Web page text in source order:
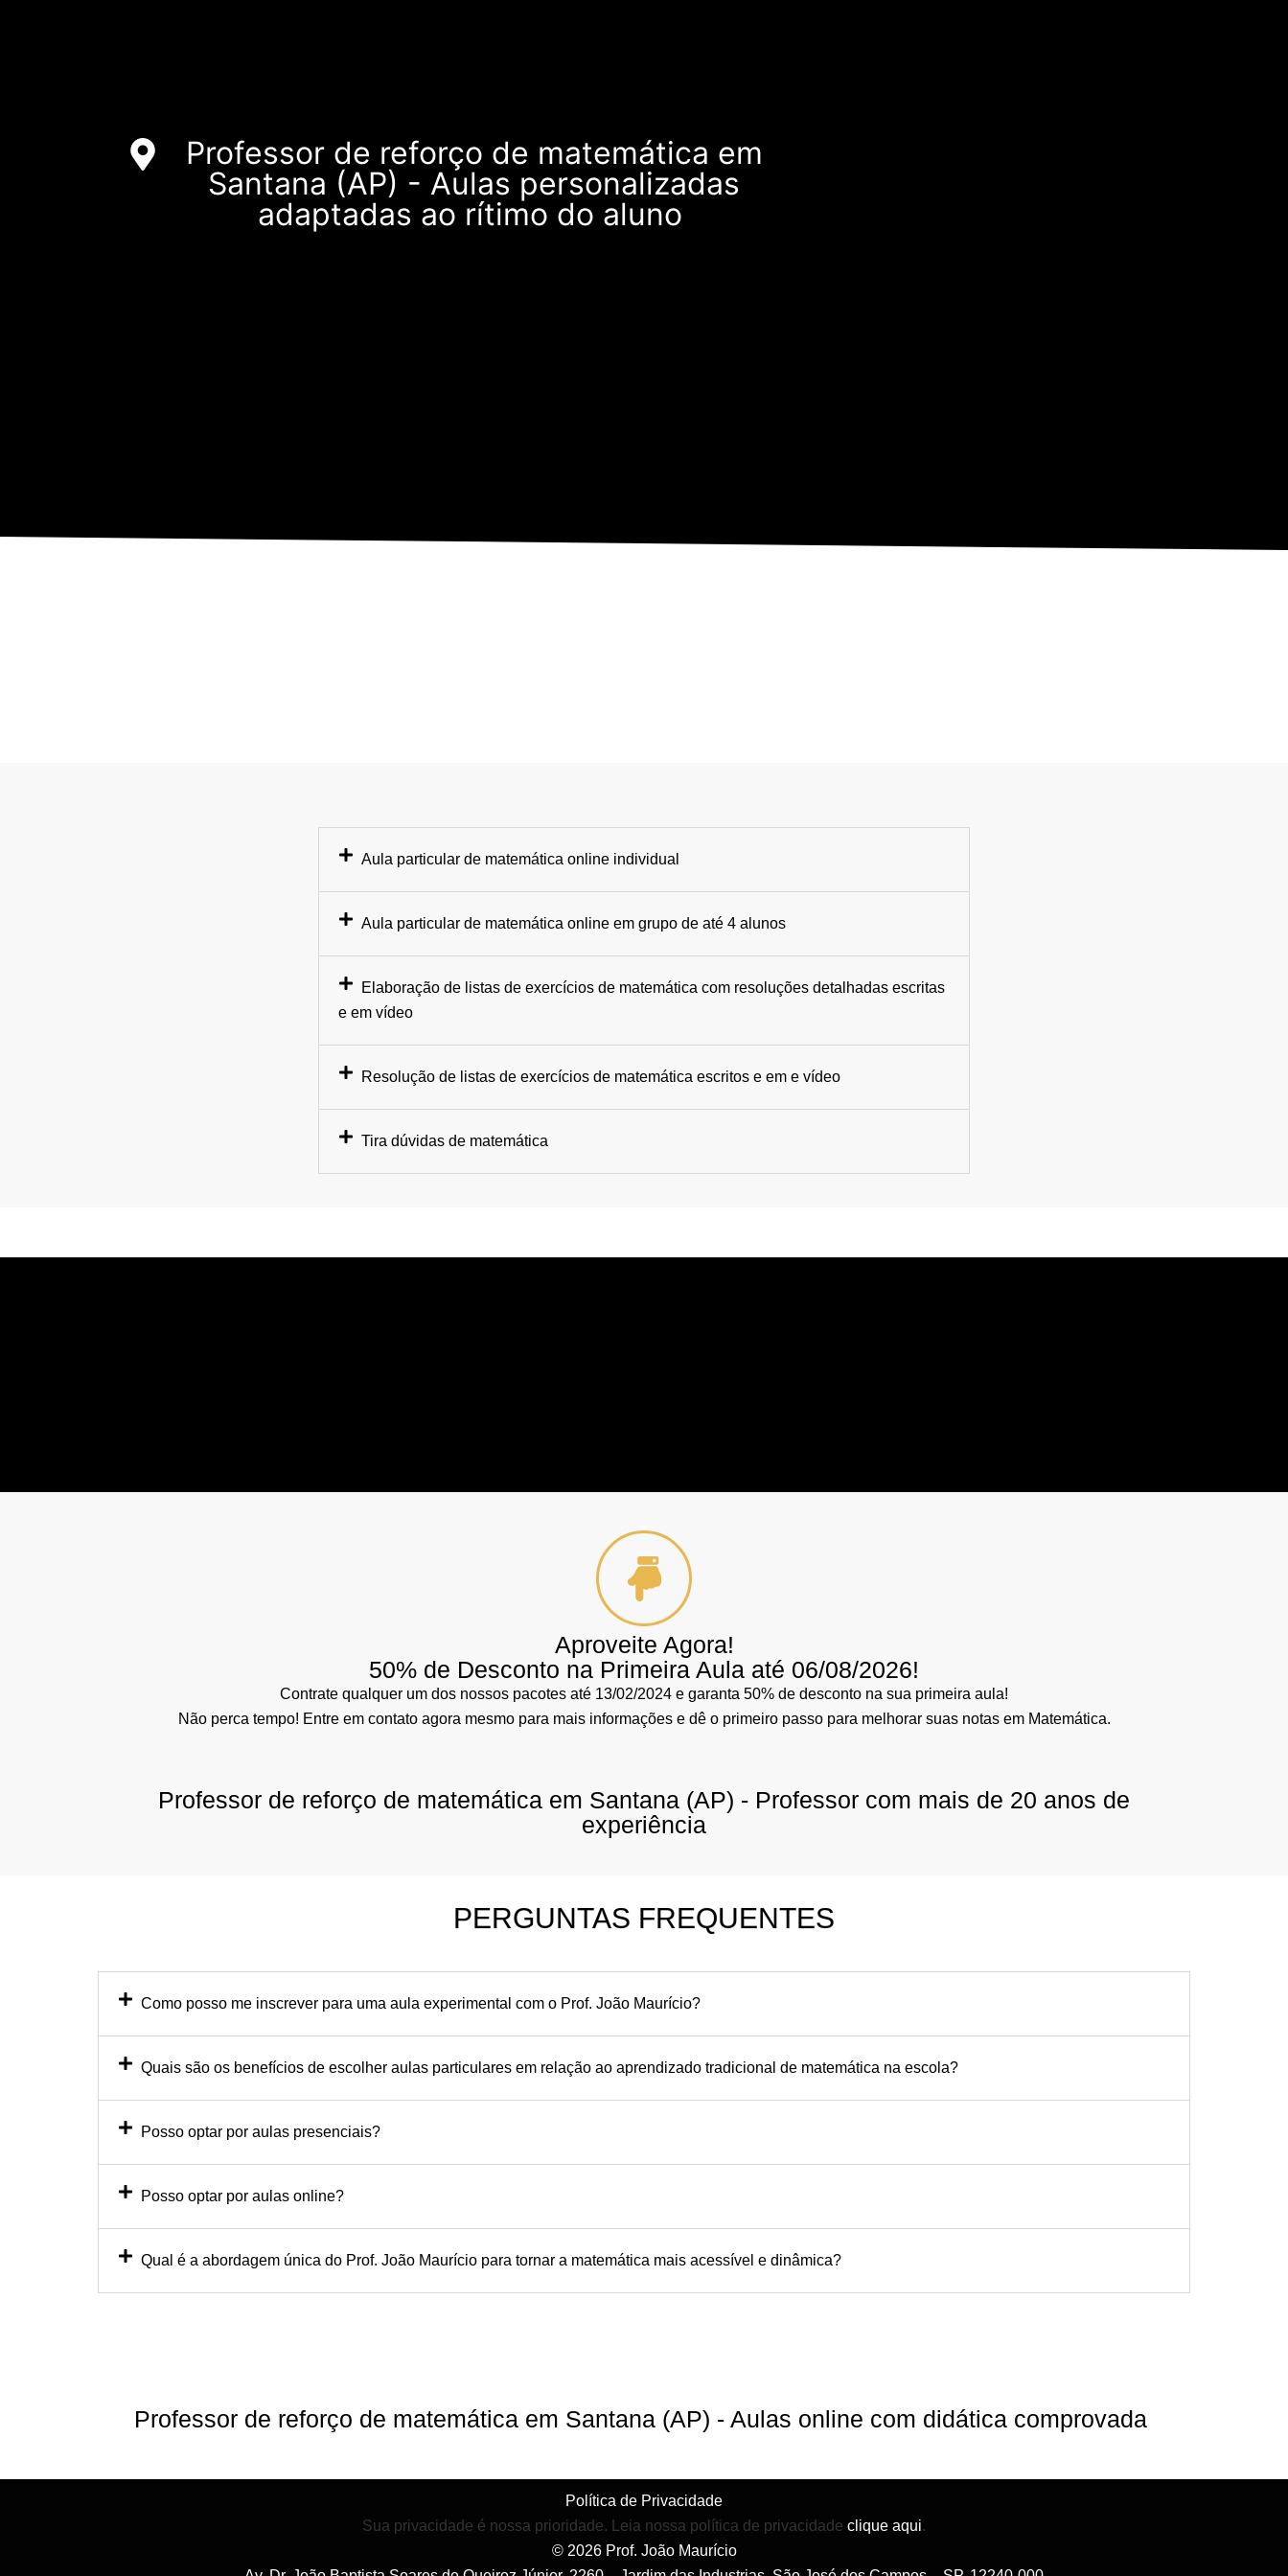
Professor de reforço de matemática em
Santana (AP) - Aulas personalizadas
adaptadas ao rítimo do aluno
Aula particular de matemática online individual
Aula particular de matemática online em grupo de até 4 alunos
Elaboração de listas de exercícios de matemática com resoluções detalhadas escritas
e em vídeo
Resolução de listas de exercícios de matemática escritos e em e vídeo
Tira dúvidas de matemática
Aproveite Agora!
50% de Desconto na Primeira Aula até 06/08/2026!
Contrate qualquer um dos nossos pacotes até 13/02/2024 e garanta 50% de desconto na sua primeira aula!
Não perca tempo! Entre em contato agora mesmo para mais informações e dê o primeiro passo para melhorar suas notas em Matemática.
Professor de reforço de matemática em Santana (AP) - Professor com mais de 20 anos de
experiência
PERGUNTAS FREQUENTES
Como posso me inscrever para uma aula experimental com o Prof. João Maurício?
Quais são os benefícios de escolher aulas particulares em relação ao aprendizado tradicional de matemática na escola?
Posso optar por aulas presenciais?
Posso optar por aulas online?
Qual é a abordagem única do Prof. João Maurício para tornar a matemática mais acessível e dinâmica?
Professor de reforço de matemática em Santana (AP) - Aulas online com didática comprovada
Política de Privacidade
Sua privacidade é nossa prioridade. Leia nossa política de privacidade clique aqui.
© 2026 Prof. João Maurício